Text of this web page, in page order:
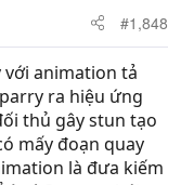
#1,848
với animation tả
ra hiệu ứng
thủ gây stun tạo
mấy đoạn quay
là đưa kiếm